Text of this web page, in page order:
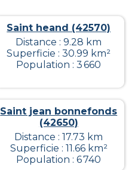
Saint heand (42570)
Distance : 9.28 km
Superficie : 30.99 km²
Population : 3 660
Saint jean bonnefonds
(42650)
Distance : 17.73 km
Superficie : 11.66 km²
Population : 6 740